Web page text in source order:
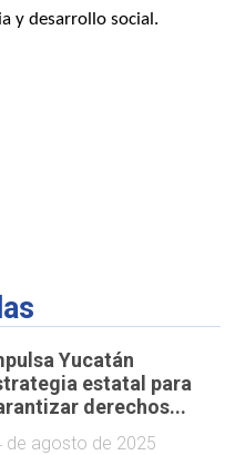
y desarrollo social.
Yucatán
estatal para
derechos...
de agosto de 2025